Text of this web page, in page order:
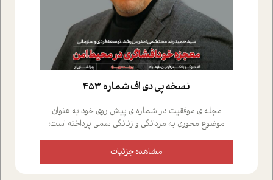
نسخه پي دي اف شماره 453
مجله ی موفقیت در شماره ی پیش روی خود به عنوان
موضوع محوری به مردانگی و زنانگی سمی پرداخته است؛
علیخواه، جامعه شناس در بخش های مختلف تلاش کرده ایم
از دریچه های گوناگون به این موضوع مهم بپردازیم.فصل
مشاهده جزئیات